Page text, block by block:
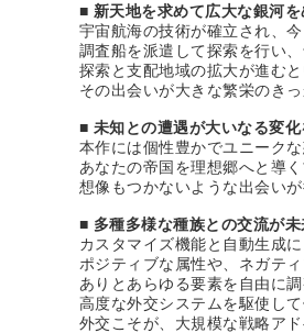
■ 新天地を求めて広大な銀河を
宇宙航海の技術が確立され、
調査船を派遣して探索を行い
探索と支配地域の拡大が進む
その出会いが大きな繁栄のき
■ 未知との遭遇が大いなる変化
本作には個性豊かでユニーク
あなたの帝国を理想郷へと導
想像もつかないような出会い
■ 多種多様な種族との交流が未
カスタマイズ機能と自動生成
ポジティブな属性や、ネガテ
ありとあらゆる要素を自由に
高度な外交システムを駆使し
外交こそが、大規模な戦略ア